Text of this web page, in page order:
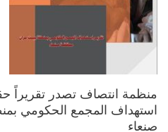
منظمة انتصاف تصدر تقريراً
استهداف المجمع الحكومي
صنعاء